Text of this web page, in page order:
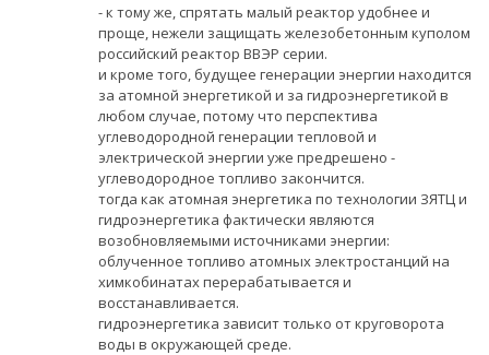
- к тому же, спрятать малый реактор удобнее и
проще, нежели защищать железобетонным куполом
российский реактор ВВЭР серии.
и кроме того, будущее генерации энергии находится
за атомной энергетикой и за гидроэнергетикой в
любом случае, потому что перспектива
углеводородной генерации тепловой и
электрической энергии уже предрешено -
углеводородное топливо закончится.
тогда как атомная энергетика по технологии ЗЯТЦ и
гидроэнергетика фактически являются
возобновляемыми источниками энергии:
облученное топливо атомных электростанций на
химкобинатах перерабатывается и
восстанавливается.
гидроэнергетика зависит только от круговорота
воды в окружающей среде.